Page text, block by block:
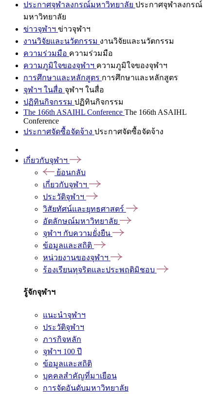
ประกาศจุฬาลงกรณ์มหาวิทยาลัย ประกาศจุฬาลงกรณ์
มหาวิทยาลัย
ข่าวจุฬาฯ ข่าวจุฬาฯ
งานวิจัยและนวัตกรรม งานวิจัยและนวัตกรรม
ความร่วมมือ ความร่วมมือ
ความภูมิใจของจุฬาฯ ความภูมิใจของจุฬาฯ
การศึกษาและหลักสูตร การศึกษาและหลักสูตร
จุฬาฯ ในสื่อ จุฬาฯ ในสื่อ
ปฏิทินกิจกรรม ปฏิทินกิจกรรม
The 166th ASAIHL Conference The 166th ASAIHL
Conference
ประกาศจัดซื้อจัดจ้าง ประกาศจัดซื้อจัดจ้าง
เกี่ยวกับจุฬาฯ
ย้อนกลับ
เกี่ยวกับจุฬาฯ
ประวัติจุฬาฯ
วิสัยทัศน์และยุทธศาสตร์
อัตลักษณ์มหาวิทยาลัย
จุฬาฯ กับความยั่งยืน
ข้อมูลและสถิติ
หน่วยงานของจุฬาฯ
ร้องเรียนทุจริตและประพฤติมิชอบ
รู้จักจุฬาฯ
แนะนำจุฬาฯ
ประวัติจุฬาฯ
ภารกิจหลัก
จุฬาฯ 100 ปี
ข้อมูลและสถิติ
บุคคลสำคัญที่มาเยือน
การจัดอันดับมหาวิทยาลัย